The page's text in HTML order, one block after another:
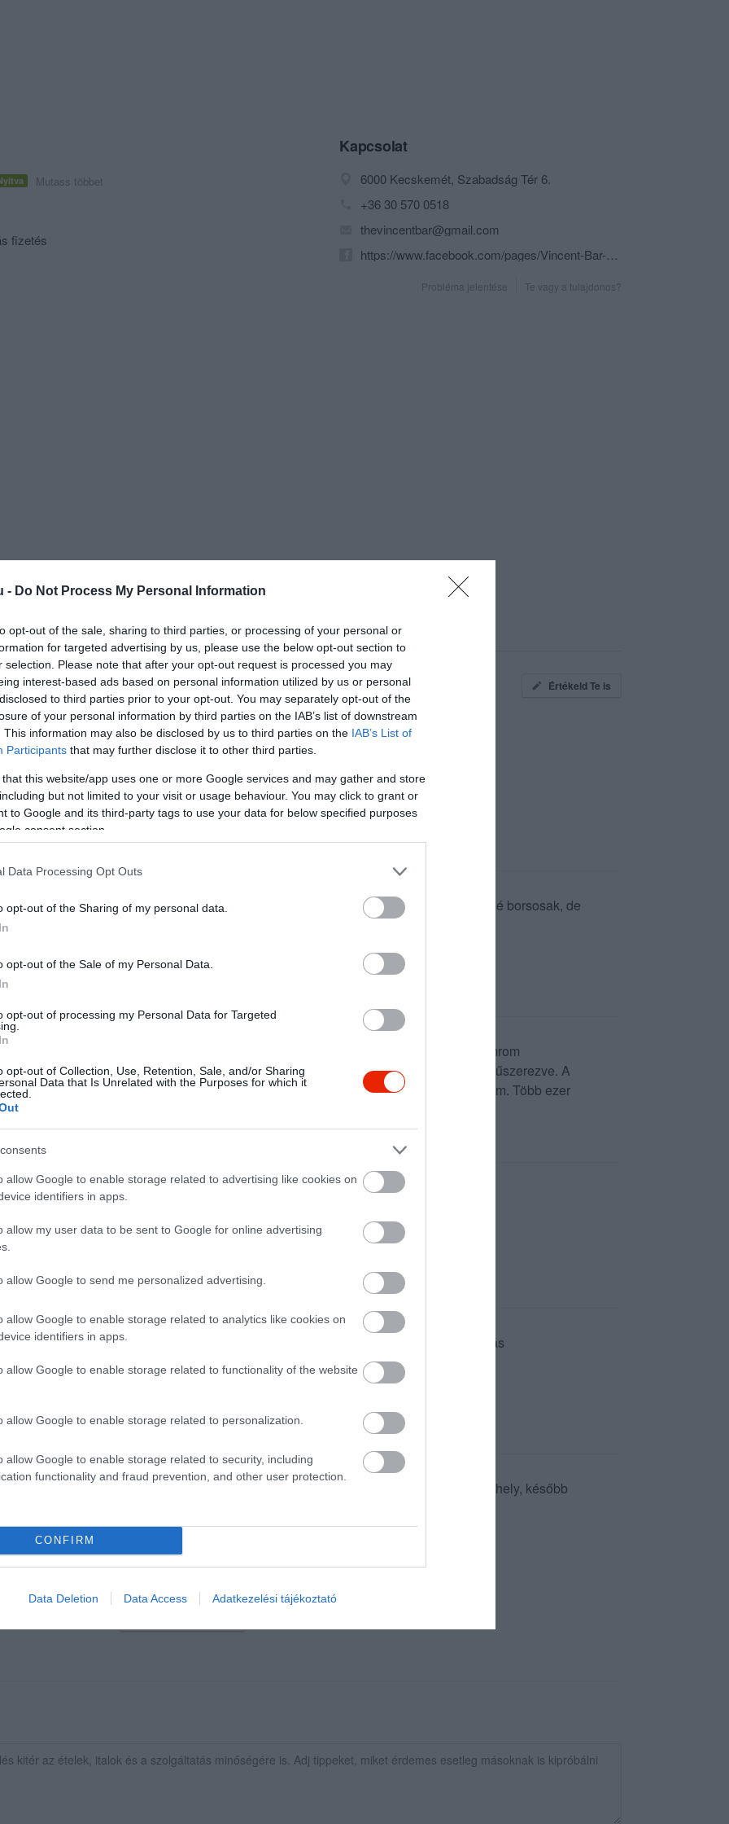
- Do Not Process My Personal Information
opt-out of the sale, sharing to third parties, or processing of your personal or
for targeted advertising by us, please use the below opt-out section to
selection. Please note that after your opt-out request is processed you may
interest-based ads based on personal information utilized by us or personal
to third parties prior to your opt-out. You may separately opt-out of the
of your personal information by third parties on the IAB’s list of downstream
This information may also be disclosed by us to third parties on the IAB’s List of
Participants that may further disclose it to other third parties.
that this website/app uses one or more Google services and may gather and store
but not limited to your visit or usage behaviour. You may click to grant or
to Google and its third-party tags to use your data for below specified purposes
consent section.
Data Processing Opt Outs
opt-out of the Sharing of my personal data.
opt-out of the Sale of my Personal Data.
opt-out of processing my Personal Data for Targeted
opt-out of Collection, Use, Retention, Sale, and/or Sharing
Data that Is Unrelated with the Purposes for which it
allow Google to enable storage related to advertising like cookies on
identifiers in apps.
allow my user data to be sent to Google for online advertising
allow Google to send me personalized advertising.
allow Google to enable storage related to analytics like cookies on
identifiers in apps.
allow Google to enable storage related to functionality of the website
allow Google to enable storage related to personalization.
allow Google to enable storage related to security, including
functionality and fraud prevention, and other user protection.
CONFIRM
Data Deletion Data Access Adatkezelési tájékoztató
Mutass többet
fizetés
Kapcsolat
6000 Kecskemét, Szabadság Tér 6.
+36 30 570 0518
thevincentbar@gmail.com
https://www.facebook.com/pages/Vincent-Bar-Pastry/147144898633194?fref=ts
Probléma jelentése Te vagy a tulajdonos?
Értékeld Te is
finom volt a süti, az üdítő, a kiszolgálás udvarias, figyelmes, az árak kissé borsosak, de
is csodaszép. Ajánlom mindenkinek.
még nem csalódtam! 2 napos vagy régebbi tiramisut kaptam, az első falat után a gyomrom
undorító volt. A mangós süti szintén nem látott soha mangót. 2 nagyon rossz kávéval fűszerezve. A
kint dohányzik, nem ismerik az udvariasságot,jómodort. Senkinek nem ajánlom. Több ezer
távoztunk. Ha lenne mínusz pont,azt adnám.
Okozott még csalódás!
lett, nagyon szeretjük, igényes, szép, finom ételek és sütik. Kedves kiszolgálás
a bejárat előtt cigizik, két nagy családdal belépve a pultos elhajt, mondván nincs hely, később